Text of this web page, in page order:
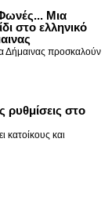
Μια
στο ελληνικό
Δήμαινας προσκαλούν
ρυθμίσεις στο
κατοίκους και